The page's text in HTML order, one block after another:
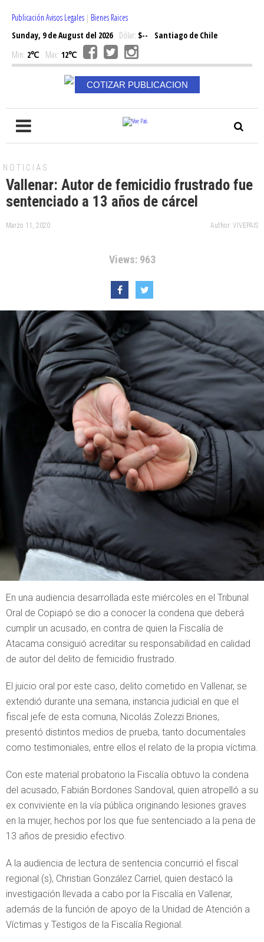
Publicación Avisos Legales | Bienes Raices
Sunday, 9 de August del 2026Dólar: $--
Santiago de Chile
Min: 2℃ Max: 12℃
COTIZAR PUBLICACION
NOTICIAS
Vallenar: Autor de femicidio frustrado fue
sentenciado a 13 años de cárcel
Marzo 11, 2020 Author: VIVEPAIS
Views: 963
En una audiencia desarrollada este miércoles en el Tribunal
Oral de Copiapó se dio a conocer la condena que deberá
cumplir un acusado, en contra de quien la Fiscalía de
Atacama consiguió acreditar su responsabilidad en calidad
de autor del delito de femicidio frustrado.
El juicio oral por este caso, delito cometido en Vallenar, se
extendió durante una semana, instancia judicial en que el
fiscal jefe de esta comuna, Nicolás Zolezzi Briones,
presentó distintos medios de prueba, tanto documentales
como testimoniales, entre ellos el relato de la propia víctima.
Con este material probatorio la Fiscalía obtuvo la condena
del acusado, Fabián Bordones Sandoval, quien atropelló a su
ex conviviente en la vía pública originando lesiones graves
en la mujer, hechos por los que fue sentenciado a la pena de
13 años de presidio efectivo.
A la audiencia de lectura de sentencia concurrió el fiscal
regional (s), Christian González Carriel, quien destacó la
investigación llevada a cabo por la Fiscalía en Vallenar,
además de la función de apoyo de la Unidad de Atención a
Víctimas y Testigos de la Fiscalía Regional.